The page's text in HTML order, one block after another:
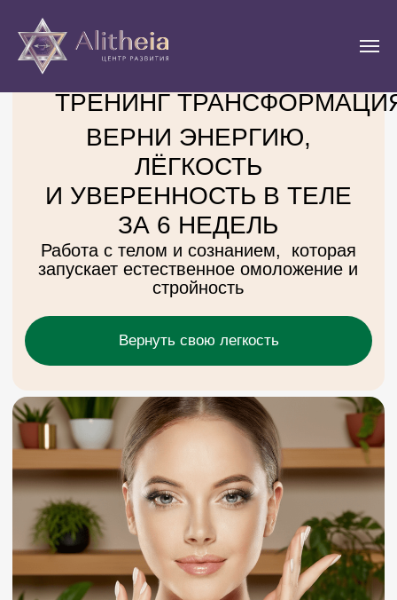
ТРЕНИНГ ТРАНСФОРМАЦИЯ
ВЕРНИ ЭНЕРГИЮ,
И УВЕРЕННОСТЬ В ТЕЛЕ
ЗА 6 НЕДЕЛЬ
Работа с телом и сознанием, которая
запускает естественное омоложение и
стройность
Старт
29.11.2025
ВАМ ЗНАКОМО ЭТО ЧУВСТВО?
Если вы узнали себя — значит,
пора вернуть контакт с телом